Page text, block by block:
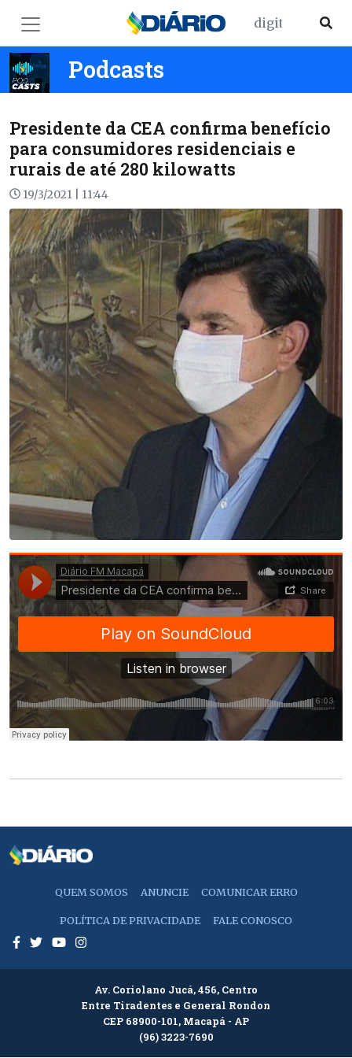
Podcasts
Presidente da CEA confirma benefício
para consumidores residenciais e
rurais de até 280 kilowatts
19/3/2021 | 11:44
QUEM SOMOS ANUNCIE COMUNICAR ERRO
POLÍTICA DE PRIVACIDADE FALE CONOSCO
Av. Coriolano Jucá, 456, Centro
Entre Tiradentes e General Rondon
CEP 68900-101, Macapá - AP
(96) 3223-7690